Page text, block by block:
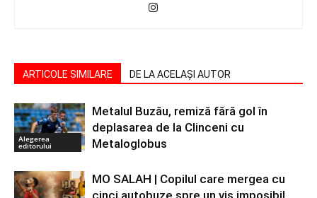
ARTICOLE SIMILARE DE LA ACELAȘI AUTOR
Alegerea
editorului
Metalul Buzău, remiză fără gol în
deplasarea de la Clinceni cu
Metaloglobus
MO SALAH | Copilul care mergea cu
cinci autobuze spre un vis imposibil.